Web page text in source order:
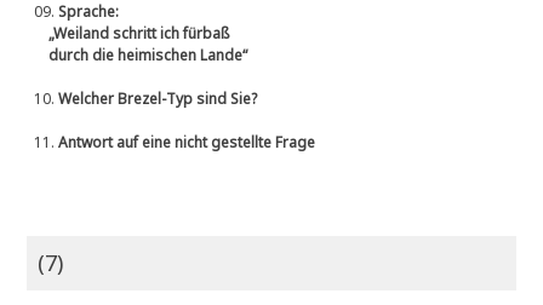
09.Sprache:
„Weiland schritt ich fürbaß
durch die heimischen Lande“
10.Welcher Brezel-Typ sind Sie?
11.Antwort auf eine nicht gestellte Frage
(7)